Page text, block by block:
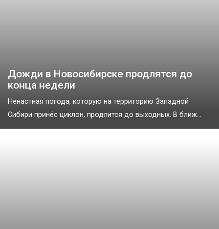
Дожди в Новосибирске продлятся до
конца недели
Ненастная погода, которую на территорию Западной
Сибири принёс циклон, продлится до выходных. В ближ...